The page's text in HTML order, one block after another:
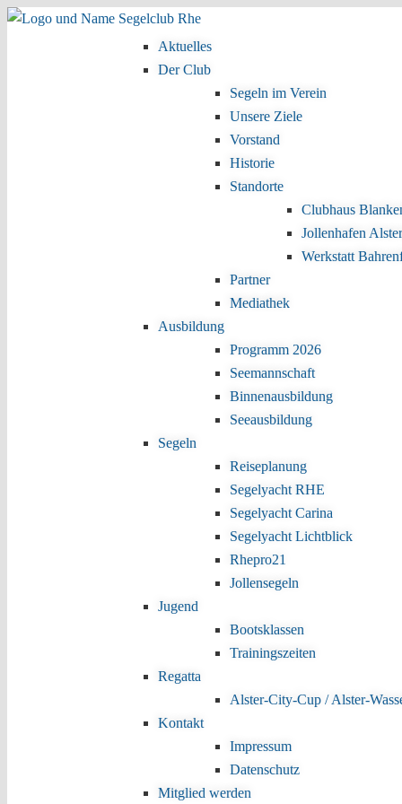
Zum Inhalt wechseln
Zum sekundären Inhalt wechseln
Aktuelles
Der Club
Segeln im Verein
Unsere Ziele
Vorstand
Historie
Standorte
Clubhaus
Jollenhafen
Werkstatt
Partner
Mediathek
Ausbildung
Programm 2026
Seemannschaft
Binnenausbildung
Seeausbildung
Segeln
Reiseplanung
Segelyacht RHE
Segelyacht Carina
Segelyacht Lichtblick
Rhepro21
Jollensegeln
Jugend
Bootsklassen
Trainingszeiten
Regatta
Alster-City-Cup / Alster-
Kontakt
Impressum
Datenschutz
Mitglied werden